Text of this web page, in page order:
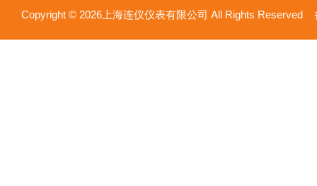
Copyright © 2026上海连仪仪表有限公司 All Rights Reserved